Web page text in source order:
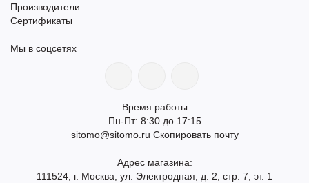
Производители
Сертификаты
Мы в соцсетях
Время работы
Пн-Пт: 8:30 до 17:15
sitomo@sitomo.ru Скопировать почту
Адрес магазина:
111524, г. Москва, ул. Электродная, д. 2, стр. 7, эт. 1